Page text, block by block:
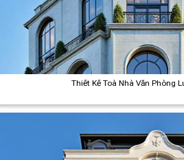
Thiết Kế Toà Nhà Văn Phòng